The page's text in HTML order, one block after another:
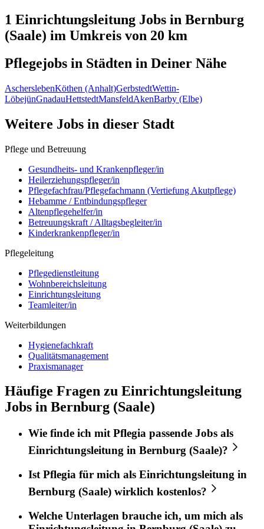
1 Einrichtungsleitung Jobs in Bernburg
(Saale) im Umkreis von 20 km
Pflegejobs in Städten in Deiner Nähe
AscherslebenKöthen (Anhalt)GerbstedtWettin-
LöbejünGnadauHettstedtMansfeldAkenBarby (Elbe)
Weitere Jobs in dieser Stadt
Pflege und Betreuung
Gesundheits- und Krankenpfleger/in
Heilerziehungspfleger/in
Pflegefachfrau/Pflegefachmann (Vertiefung Akutpflege)
Hebamme / Entbindungspfleger
Altenpflegehelfer/in
Betreuungskraft / Alltagsbegleiter/in
Kinderkrankenpfleger/in
Pflegeleitung
Pflegedienstleitung
Wohnbereichsleitung
Einrichtungsleitung
Teamleiter/in
Weiterbildungen
Hygienefachkraft
Qualitätsmanagement
Praxismanager
Häufige Fragen zu Einrichtungsleitung
Jobs in Bernburg (Saale)
Wie finde ich mitPflegia passende Jobs als
Einrichtungsleitung in Bernburg (Saale)?
Ist Pflegia für mich als Einrichtungsleitung in
Bernburg (Saale) wirklich kostenlos?
Welche Unterlagen brauche ich, um mich als